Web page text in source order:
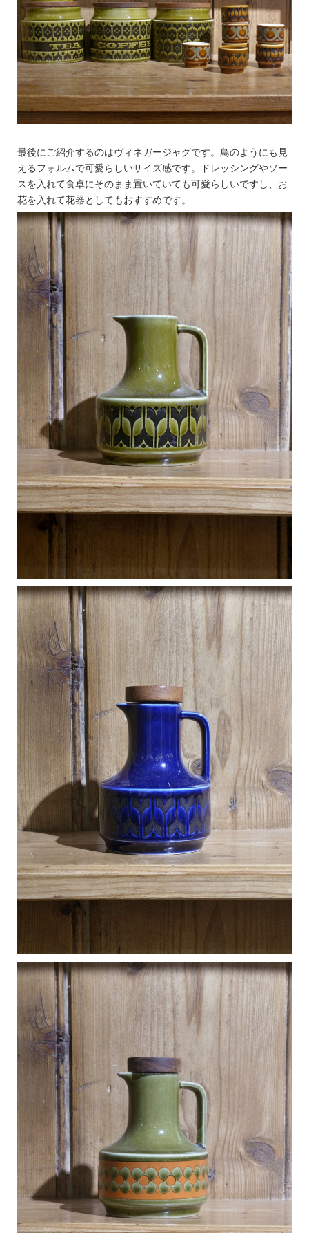
最後にご紹介するのはヴィネガージャグです。鳥のようにも見
えるフォルムで可愛らしいサイズ感です。ドレッシングやソー
スを入れて食卓にそのまま置いていても可愛らしいですし、お
花を入れて花器としてもおすすめです。